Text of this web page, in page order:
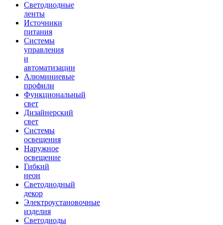
Светодиодные
ленты
Источники
питания
Системы
управления
и
автоматизации
Алюминиевые
профили
Функциональный
свет
Дизайнерский
свет
Системы
освещения
Наружное
освещение
Гибкий
неон
Светодиодный
декор
Электроустановочные
изделия
Светодиоды